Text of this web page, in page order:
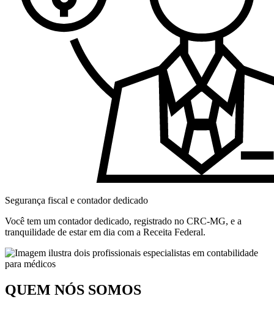
Segurança fiscal e contador dedicado
Você tem um contador dedicado, registrado no CRC-MG, e a
tranquilidade de estar em dia com a Receita Federal.
QUEM NÓS SOMOS